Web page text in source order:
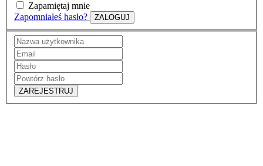
Zapamiętaj mnie
Zapomniałeś hasło?
ZALOGUJ
ZAREJESTRUJ